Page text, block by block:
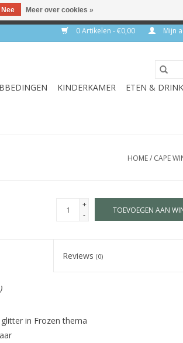
0 Artikelen - €0,00 Mijn
KINDERKAMER
ETEN &
HOME/ CAPE
+
-
TOEVOEGEN AAN
Reviews(0)
in Frozen thema
Nee Meer over cookies »
1-3 werkdagen